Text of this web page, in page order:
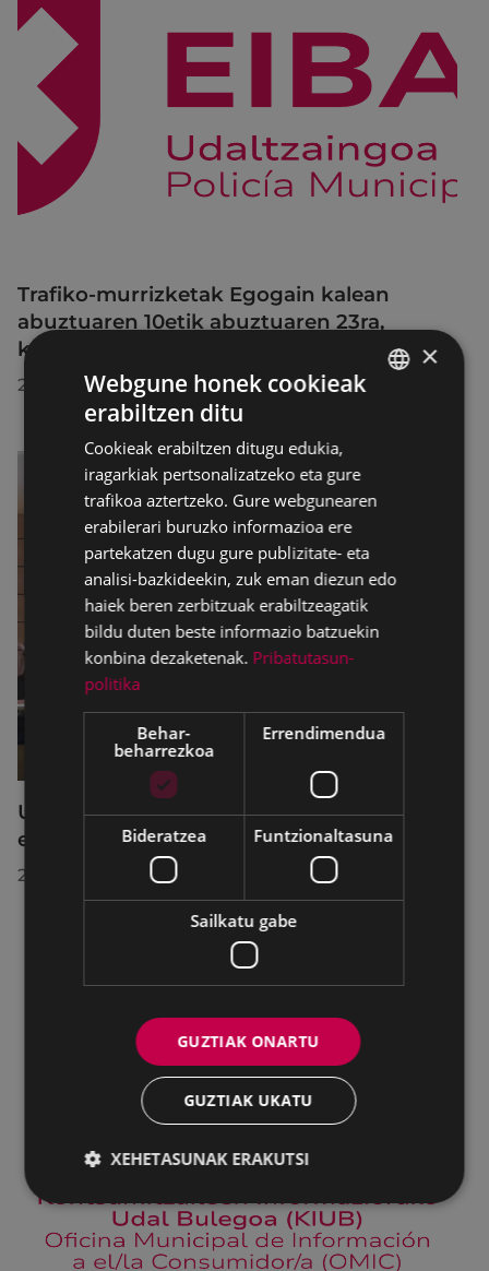
Trafiko-murrizketak Egogain kalean
abuztuaren 10etik abuztuaren 23ra,
konponketa-lanak direla-eta
2026/07/30
Udalbatzak 2026ko uztailaren 27an
egindako bilkuran hartutako erabakiak
2026/07/28
×
Webgune honek cookieak
erabiltzen ditu
Cookieak erabiltzen ditugu edukia,
iragarkiak pertsonalizatzeko eta gure
trafikoa aztertzeko. Gure webgunearen
erabilerari buruzko informazioa ere
partekatzen dugu gure publizitate- eta
analisi-bazkideekin, zuk eman diezun edo
haiek beren zerbitzuak erabiltzeagatik
bildu duten beste informazio batzuekin
konbina dezaketenak. Pribatutasun-
politika
Behar-
beharrezkoa
Errendimendua
Bideratzea Funtzionaltasuna
Sailkatu gabe
GUZTIAK ONARTU
GUZTIAK UKATU
XEHETASUNAK ERAKUTSI